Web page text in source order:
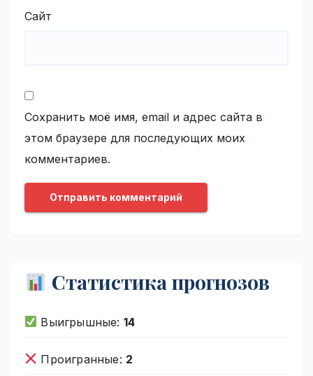
Сайт
Сохранить моё имя, email и адрес сайта в
этом браузере для последующих моих
комментариев.
Статистика прогнозов
Выигрышные: 14
Проигранные: 2